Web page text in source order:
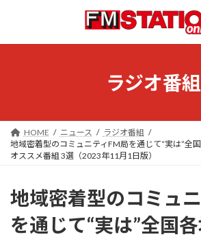
ン
ー
ラジオ番組
HOME ニュース
ラジオ番組
地域密着型のコミュニティFM局を通じて“実は”全
オススメ番組 3選（2023年11月1日版）
地域密着型のコミュ
を通じて“実は”全国